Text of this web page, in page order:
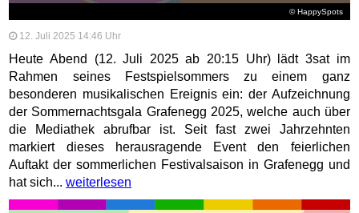
© HappySpots
12. Juli 2025 14:46 Uhr
Heute Abend (12. Juli 2025 ab 20:15 Uhr) lädt 3sat im
Rahmen seines Festspielsommers zu einem ganz
besonderen musikalischen Ereignis ein: der Aufzeichnung
der Sommernachtsgala Grafenegg 2025, welche auch über
die Mediathek abrufbar ist. Seit fast zwei Jahrzehnten
markiert dieses herausragende Event den feierlichen
Auftakt der sommerlichen Festivalsaison in Grafenegg und
hat sich...weiterlesen